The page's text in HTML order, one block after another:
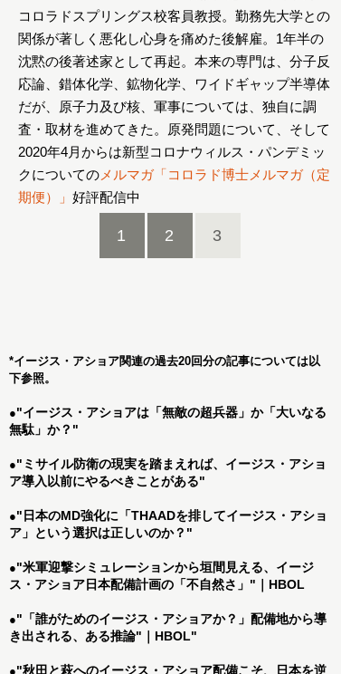
コロラドスプリングス校客員教授。勤務先大学との
関係が著しく悪化し心身を痛めた後解雇。1年半の
沈黙の後著述家として再起。本来の専門は、分子反
応論、錯体化学、鉱物化学、ワイドギャップ半導体
だが、原子力及び核、軍事については、独自に調
査・取材を進めてきた。原発問題について、そして
2020年4月からは新型コロナウィルス・パンデミッ
クについての メルマガ「コロラド博士メルマガ（定
期便）」 好評配信中
1 2 3
*イージス・アショア関連の過去20回分の記事については以
下参照。
●"イージス・アショアは「無敵の超兵器」か「大いなる
無駄」か？"
●"ミサイル防衛の現実を踏まえれば、イージス・アショ
ア導入以前にやるべきことがある"
●"日本のMD強化に「THAADを排してイージス・アショ
ア」という選択は正しいのか？"
●"米軍迎撃シミュレーションから垣間見える、イージ
ス・アショア日本配備計画の「不自然さ」"｜HBOL
●"「誰がためのイージス・アショアか？」配備地から導
き出される、ある推論"｜HBOL"
●"秋田と萩へのイージス・アショア配備こそ、日本を逆